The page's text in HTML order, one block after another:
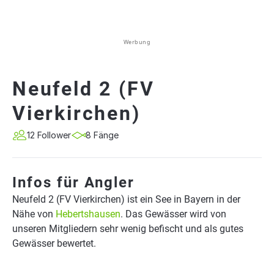
Werbung
Neufeld 2 (FV
Vierkirchen)
12 Follower 8 Fänge
Infos für Angler
Neufeld 2 (FV Vierkirchen) ist ein See in Bayern in der
Nähe von Hebertshausen. Das Gewässer wird von
unseren Mitgliedern sehr wenig befischt und als gutes
Gewässer bewertet.